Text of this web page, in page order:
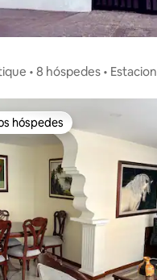
• 8 hóspedes •
hóspedes
hóspedes